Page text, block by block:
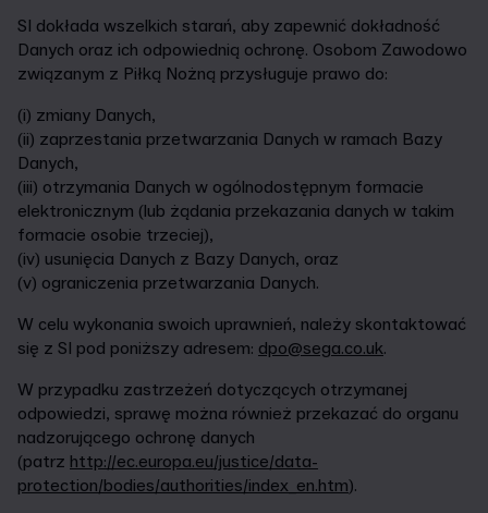
SI dokłada wszelkich starań, aby zapewnić dokładność
Danych oraz ich odpowiednią ochronę. Osobom Zawodowo
związanym z Piłką Nożną przysługuje prawo do:
(i) zmiany Danych,
(ii) zaprzestania przetwarzania Danych w ramach Bazy
Danych,
(iii) otrzymania Danych w ogólnodostępnym formacie
elektronicznym (lub żądania przekazania danych w takim
formacie osobie trzeciej),
(iv) usunięcia Danych z Bazy Danych, oraz
(v) ograniczenia przetwarzania Danych.
W celu wykonania swoich uprawnień, należy skontaktować
się z SI pod poniższy adresem: dpo@sega.co.uk.
W przypadku zastrzeżeń dotyczących otrzymanej
odpowiedzi, sprawę można również przekazać do organu
nadzorującego ochronę danych
(patrz http://ec.europa.eu/justice/data-
protection/bodies/authorities/index_en.htm).